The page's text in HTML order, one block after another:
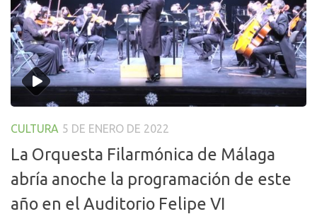
CULTURA 5 DE ENERO DE 2022
La Orquesta Filarmónica de Málaga
abría anoche la programación de este
año en el Auditorio Felipe VI